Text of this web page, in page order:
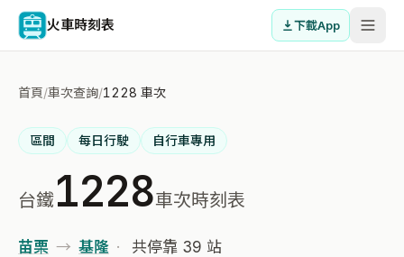
火車時刻表 下載App
首頁/車次查詢/1228 車次
區間 每日行駛 自行車專用
台鐵1228車次時刻表
苗栗 → 基隆 · 共停靠 39 站